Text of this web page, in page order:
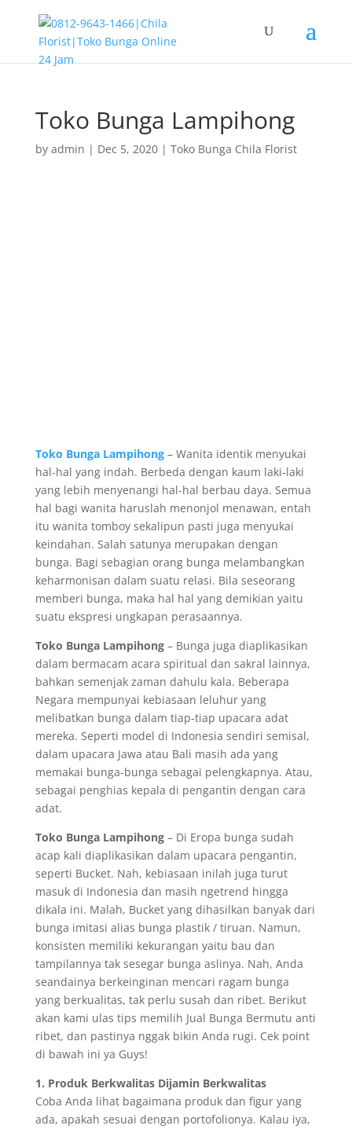
Toko Bunga Lampihong
by admin | Dec 5, 2020| Toko Bunga Chila Florist
Toko Bunga Lampihong– Wanita identik menyukai
hal-hal yang indah. Berbeda dengan kaum laki-laki
yang lebih menyenangi hal-hal berbau daya. Semua
hal bagi wanita haruslah menonjol menawan, entah
itu wanita tomboy sekalipun pasti juga menyukai
keindahan. Salah satunya merupakan dengan
bunga. Bagi sebagian orang bunga melambangkan
keharmonisan dalam suatu relasi. Bila seseorang
memberi bunga, maka hal hal yang demikian yaitu
suatu ekspresi ungkapan perasaannya.
Toko Bunga Lampihong– Bunga juga diaplikasikan
dalam bermacam acara spiritual dan sakral lainnya,
bahkan semenjak zaman dahulu kala. Beberapa
Negara mempunyai kebiasaan leluhur yang
melibatkan bunga dalam tiap-tiap upacara adat
mereka. Seperti model di Indonesia sendiri semisal,
dalam upacara Jawa atau Bali masih ada yang
memakai bunga-bunga sebagai pelengkapnya. Atau,
sebagai penghias kepala di pengantin dengan cara
adat.
Toko Bunga Lampihong– Di Eropa bunga sudah
acap kali diaplikasikan dalam upacara pengantin,
seperti Bucket. Nah, kebiasaan inilah juga turut
masuk di Indonesia dan masih ngetrend hingga
dikala ini. Malah, Bucket yang dihasilkan banyak dari
bunga imitasi alias bunga plastik / tiruan. Namun,
konsisten memiliki kekurangan yaitu bau dan
tampilannya tak sesegar bunga aslinya. Nah, Anda
seandainya berkeinginan mencari ragam bunga
yang berkualitas, tak perlu susah dan ribet. Berikut
akan kami ulas tips memilih Jual Bunga Bermutu anti
ribet, dan pastinya nggak bikin Anda rugi. Cek point
di bawah ini ya Guys!
1. Produk Berkwalitas Dijamin Berkwalitas
Coba Anda lihat bagaimana produk dan figur yang
ada, apakah sesuai dengan portofolionya. Kalau iya,